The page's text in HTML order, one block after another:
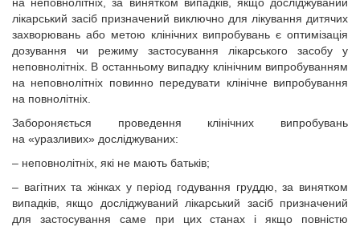
лікарський засіб призначений виключно для лікування дитячих
захворювань або метою клінічних випробувань є оптимізація
дозування чи режиму застосування лікарського засобу у
неповнолітніх. В останньому випадку клінічним випробуванням
на неповнолітніх повинно передувати клінічне випробування
на повнолітніх.
Забороняється проведення клінічних випробувань
на «уразливих» досліджуваних:
– неповнолітніх, які не мають батьків;
– вагітних та жінках у період годування груддю, за винятком
випадків, якщо досліджуваний лікарський засіб призначений
для застосування саме при цих станах і якщо повністю